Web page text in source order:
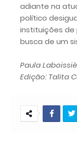
adiante na
político
instituições
busca de um
Paula
Edição: Talita